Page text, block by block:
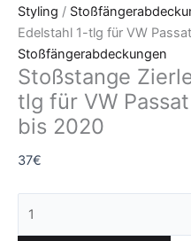
Styling /
Edelstahl 1-tlg für VW
Stoßfängerabdeckungen
Stoßstange
tlg für VW
bis 2020
37€
Variant
bis
2020
Menge